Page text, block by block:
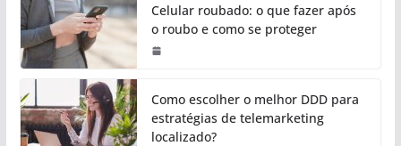
Celular roubado: o que fazer após
o roubo e como se proteger
Como escolher o melhor DDD para
estratégias de telemarketing
localizado?